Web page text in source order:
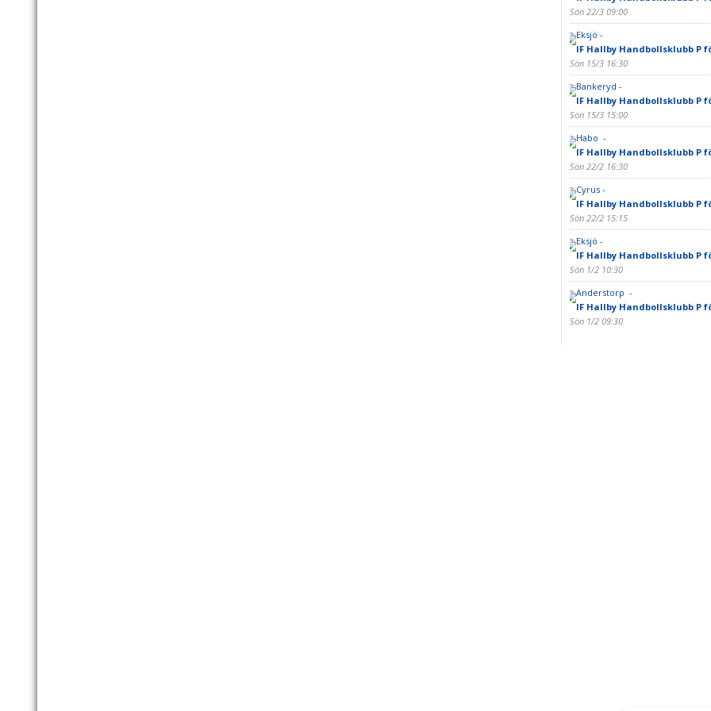
Sön 22/3 09:00
Eksjö -
IF Hallby Handbollsklubb P
Sön 15/3 16:30
Bankeryd -
IF Hallby Handbollsklubb P
Sön 15/3 15:00
Habo -
IF Hallby Handbollsklubb P
Sön 22/2 16:30
Cyrus -
IF Hallby Handbollsklubb P
Sön 22/2 15:15
Eksjö -
IF Hallby Handbollsklubb P
Sön 1/2 10:30
Anderstorp -
IF Hallby Handbollsklubb P
Sön 1/2 09:30